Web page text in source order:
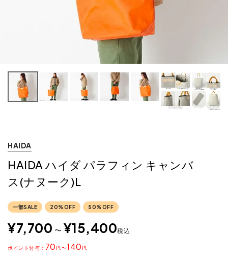
HAIDA
HAIDA ハイダ パラフィン キャンバ
ス(ナヌーク)L
一部SALE 20%OFF 50%OFF
¥7,700 〜 ¥15,400税込
70 〜140
ポイント